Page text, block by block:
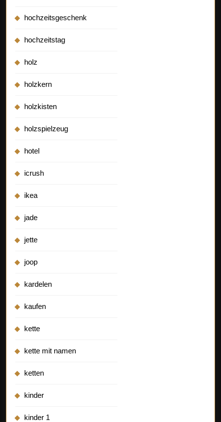
hochzeitsgeschenk
hochzeitstag
holz
holzkern
holzkisten
holzspielzeug
hotel
icrush
ikea
jade
jette
joop
kardelen
kaufen
kette
kette mit namen
ketten
kinder
kinder 1